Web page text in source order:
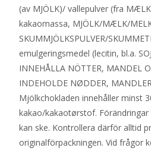
(av MJÖLK)/ vallepulver (fra
kakaomassa, MJÖLK/MÆLK/
SKUMMJÖLKSPULVER/
emulgeringsmedel (lecitin, bl.a.
INNEHÅLLA NÖTTER, MANDEL
INDEHOLDE NØDDER,
Mjölkchokladen innehåller minst
kakao/kakaotørstof. Förändringar
kan ske. Kontrollera därför alltid
originalförpackningen. Vid frågor